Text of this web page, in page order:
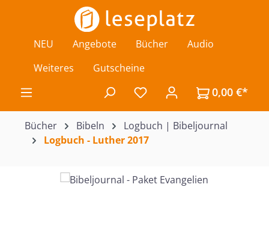
Zum Hauptinhalt springen
NEU Angebote Bücher
Audio
Weiteres
Gutscheine
Du hast 0 Produkte auf
0,00 €*
Bücher Bibeln
Logbuch | Bibeljournal
Logbuch - Luther 2017
Bildergalerie überspringen